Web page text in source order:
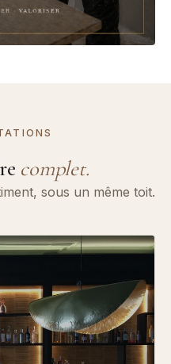
complet.
sous un même toit.